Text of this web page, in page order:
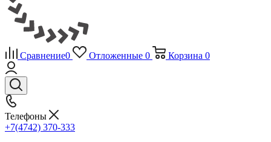
Сравнение0 Отложенные 0 Корзина 0
Телефоны
+7(4742) 370-333